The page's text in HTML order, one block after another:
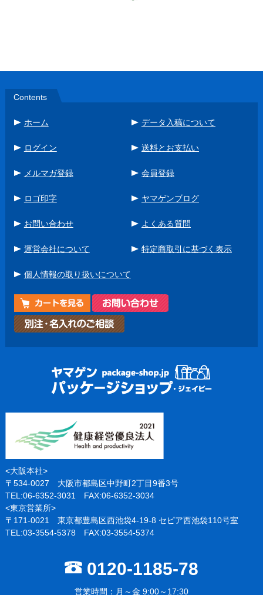
Contents
ホーム データ入稿について
ログイン 送料とお支払い
メルマガ登録 会員登録
ロゴ印字 ヤマゲンブログ
お問い合わせ よくある質問
運営会社について 特定商取引に基づく表示
個人情報の取り扱いについて
<大阪本社>
〒534-0027 大阪市都島区中野町2丁目9番3号
TEL:06-6352-3031 FAX:06-6352-3034
<東京営業所>
〒171-0021 東京都豊島区西池袋4-19-8 セピア西池袋110号室
TEL:03-3554-5378 FAX:03-3554-5374
0120-1185-78
営業時間：月～金 9:00～17:30